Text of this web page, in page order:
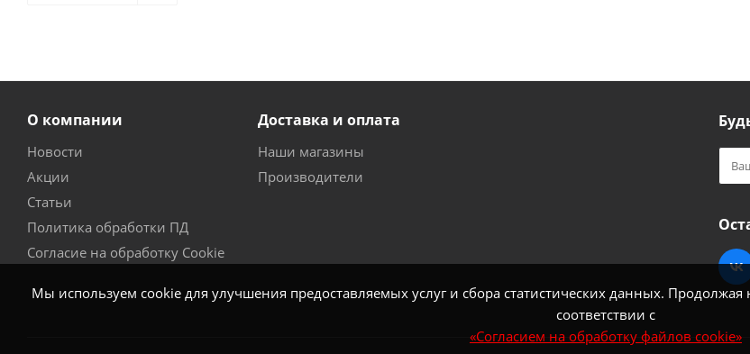
Мы используем cookie для улучшения предоставляемых услуг и сбора статистических данных.
соответствии с
«Согласием на обработку файлов cookie»
О компании
Новости
Акции
Статьи
Политика обработки ПД
Согласие на обработку Cookie
Доставка и оплата
Наши магазины
Производители